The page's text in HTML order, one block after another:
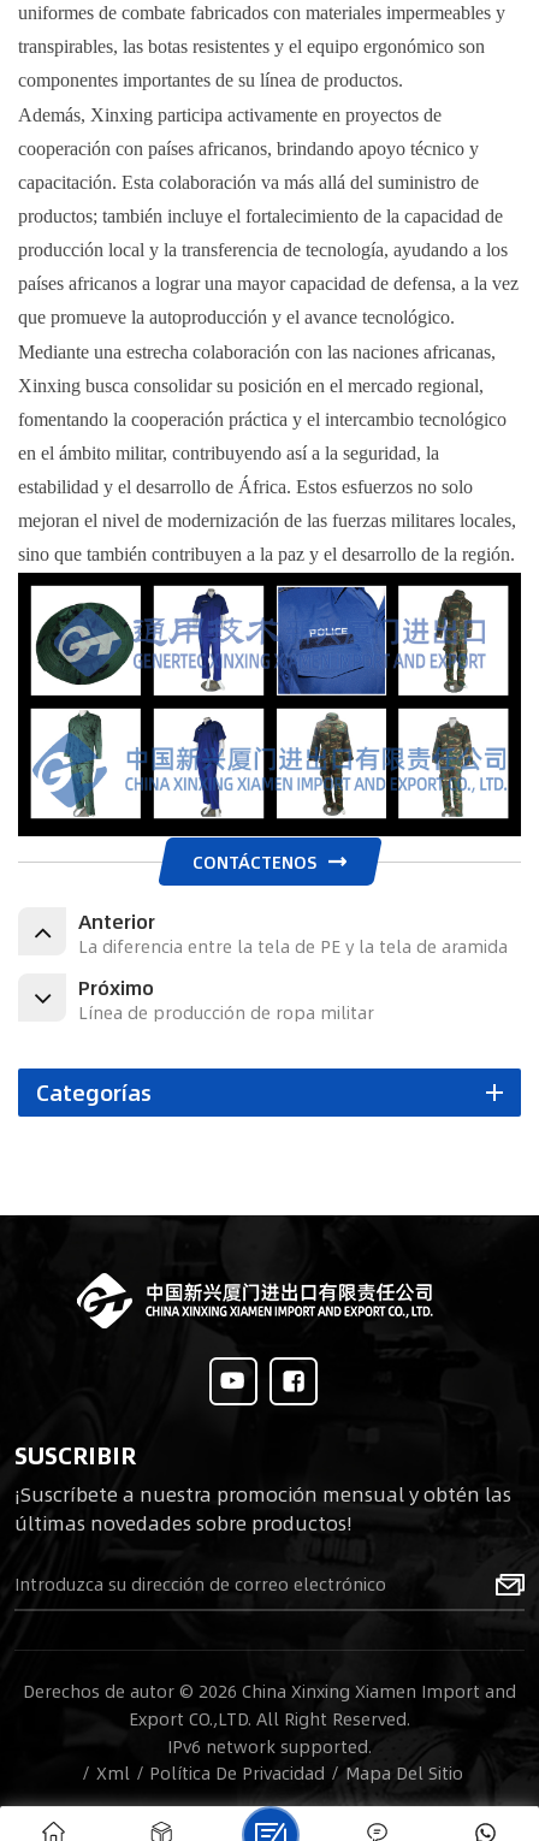
uniformes de combate fabricados con materiales impermeables y
transpirables, las botas resistentes y el equipo ergonómico son
componentes importantes de su línea de productos.
Además, Xinxing participa activamente en proyectos de
cooperación con países africanos, brindando apoyo técnico y
capacitación. Esta colaboración va más allá del suministro de
productos; también incluye el fortalecimiento de la capacidad de
producción local y la transferencia de tecnología, ayudando a los
países africanos a lograr una mayor capacidad de defensa, a la vez
que promueve la autoproducción y el avance tecnológico.
Mediante una estrecha colaboración con las naciones africanas,
Xinxing busca consolidar su posición en el mercado regional,
fomentando la cooperación práctica y el intercambio tecnológico
en el ámbito militar, contribuyendo así a la seguridad, la
estabilidad y el desarrollo de África. Estos esfuerzos no solo
mejoran el nivel de modernización de las fuerzas militares locales,
sino que también contribuyen a la paz y el desarrollo de la región.
CONTÁCTENOS
Anterior
La diferencia entre la tela de PE y la tela de aramida
Próximo
Línea de producción de ropa militar
Categorías
SUSCRIBIR
¡Suscríbete a nuestra promoción mensual y obtén las
últimas novedades sobre productos!
Derechos de autor © 2026 China Xinxing Xiamen Import and
Export CO.,LTD. All Right Reserved.
IPv6 network supported.
/ Xml / Política De Privacidad / Mapa Del Sitio